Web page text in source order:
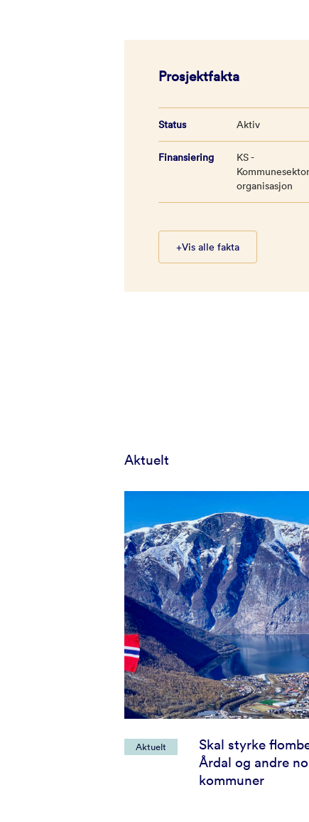
Prosjektfakta
Status Aktiv
Finansiering
KS -
organisasjon
+Vis alle fakta
Aktuelt
Aktuelt
Skal styrke
Årdal og andre
kommuner